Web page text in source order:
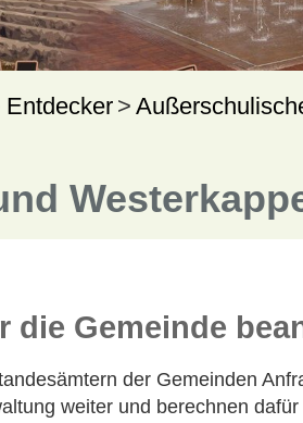
Entdecker
Gemeinde
der Gemeinden
weiter und berechnen